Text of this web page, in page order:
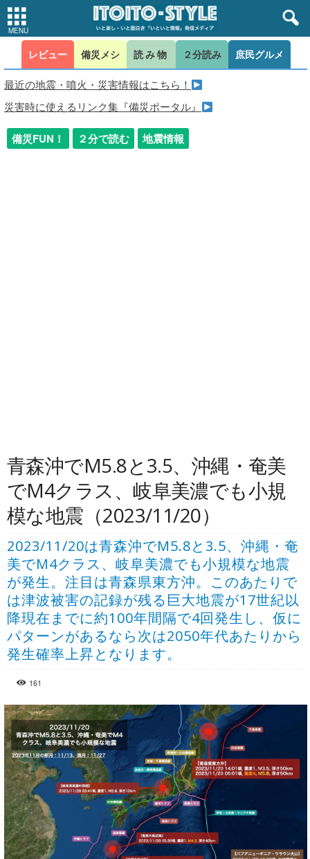
レビュー 備災メシ 読み物 ２分読み 庶民グルメ
最近の地震・噴火・災害情報はこちら！
災害時に使えるリンク集『備災ポータル』
備災FUN！ ２分で読む 地震情報
青森沖でM5.8と3.5、沖縄・奄美
でM4クラス、岐阜美濃でも小規
模な地震（2023/11/20）
2023/11/20は青森沖でM5.8と3.5、沖縄・奄
美でM4クラス、岐阜美濃でも小規模な地震
が発生。注目は青森県東方沖。このあたりで
は津波被害の記録が残る巨大地震が17世紀以
降現在までに約100年間隔で4回発生し、仮に
パターンがあるなら次は2050年代あたりから
発生確率上昇となります。
161